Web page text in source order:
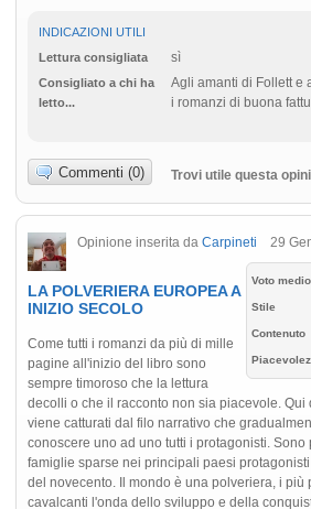
INDICAZIONI UTILI
Lettura consigliata
sì
Consigliato a chi ha
letto...
Agli amanti di Follett e
i romanzi di buona
Commenti (0) Trovi utile questa
Opinione inserita da Carpineti 29
Voto medio
Stile
Contenuto
LA POLVERIERA EUROPEA A
INIZIO SECOLO
Come tutti i romanzi da più di mille
pagine all'inizio del libro sono
sempre timoroso che la lettura
decolli o che il racconto non sia piacevole. Qui
viene catturati dal filo narrativo che
conoscere uno ad uno tutti i protagonisti. Sono
famiglie sparse nei principali paesi
del novecento. Il mondo è una polveriera, i più
cavalcanti l'onda dello sviluppo e della